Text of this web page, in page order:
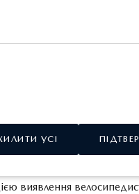
виявлення
УСІ